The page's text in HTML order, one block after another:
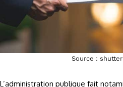
Source :
L’administration publique fait